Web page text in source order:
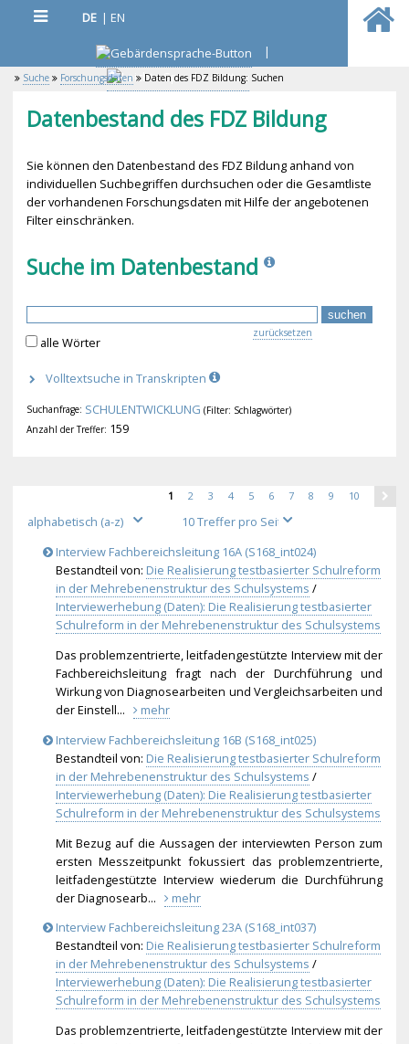
DE | EN
|
Suche Forschungsdaten Daten des FDZ Bildung: Suchen
Datenbestand des FDZ Bildung
Sie können den Datenbestand des FDZ Bildung anhand von
individuellen Suchbegriffen durchsuchen oder die Gesamtliste
der vorhandenen Forschungsdaten mit Hilfe der angebotenen
Filter einschränken.
Suche im Datenbestand
alle Wörter
zurücksetzen
Volltextsuche in Transkripten
Suchanfrage: SCHULENTWICKLUNG (Filter: Schlagwörter)
Anzahl der Treffer: 159
1 234 5 6789 10
Interview Fachbereichsleitung 16A (S168_int024)
Bestandteil von: Die Realisierung testbasierter Schulreform
in der Mehrebenenstruktur des Schulsystems /
Interviewerhebung (Daten): Die Realisierung testbasierter
Schulreform in der Mehrebenenstruktur des Schulsystems
Das problemzentrierte, leitfadengestützte Interview mit der
Fachbereichsleitung fragt nach der Durchführung und
Wirkung von Diagnosearbeiten und Vergleichsarbeiten und
der Einstell...
mehr
Interview Fachbereichsleitung 16B (S168_int025)
Bestandteil von: Die Realisierung testbasierter Schulreform
in der Mehrebenenstruktur des Schulsystems /
Interviewerhebung (Daten): Die Realisierung testbasierter
Schulreform in der Mehrebenenstruktur des Schulsystems
Mit Bezug auf die Aussagen der interviewten Person zum
ersten Messzeitpunkt fokussiert das problemzentrierte,
leitfadengestützte Interview wiederum die Durchführung
der Diagnosearb...
mehr
Interview Fachbereichsleitung 23A (S168_int037)
Bestandteil von: Die Realisierung testbasierter Schulreform
in der Mehrebenenstruktur des Schulsystems /
Interviewerhebung (Daten): Die Realisierung testbasierter
Schulreform in der Mehrebenenstruktur des Schulsystems
Das problemzentrierte, leitfadengestützte Interview mit der